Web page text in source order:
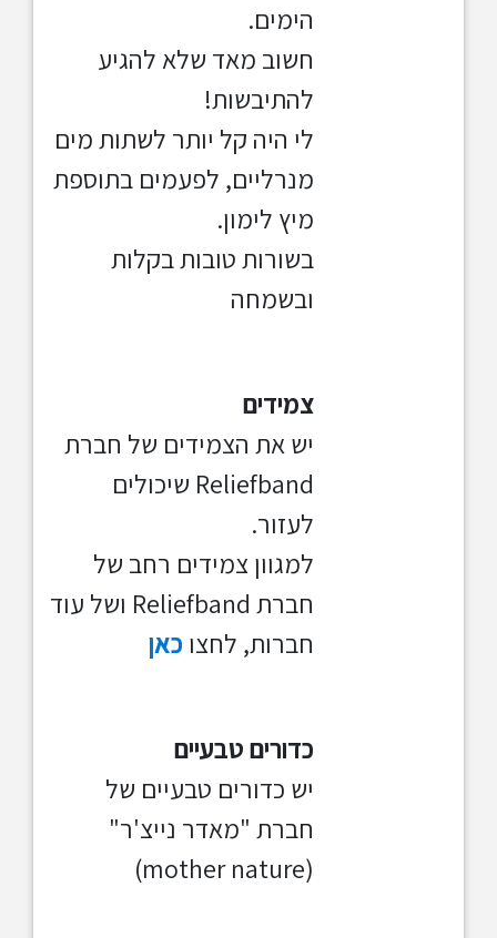
הימים.
חשוב מאד שלא להגיע
להתיבשות!
לי היה קל יותר לשתות מים
מנרליים, לפעמים בתוספת
מיץ לימון.
בשורות טובות בקלות
ובשמחה
צמידים
יש את הצמידים של חברת
Reliefband שיכולים
לעזור.
למגוון צמידים רחב של
חברת Reliefband ושל עוד
חברות, לחצו כאן
כדורים טבעיים
יש כדורים טבעיים של
חברת "מאדר נייצ'ר"
(mother nature)